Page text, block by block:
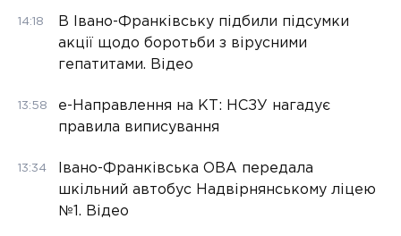
14:18
В Івано-Франківську підбили підсумки
акції щодо боротьби з вірусними
гепатитами. Відео
13:58
е-Направлення на КТ: НСЗУ нагадує
правила виписування
13:34
Івано-Франківська ОВА передала
шкільний автобус Надвірнянському ліцею
№1. Відео